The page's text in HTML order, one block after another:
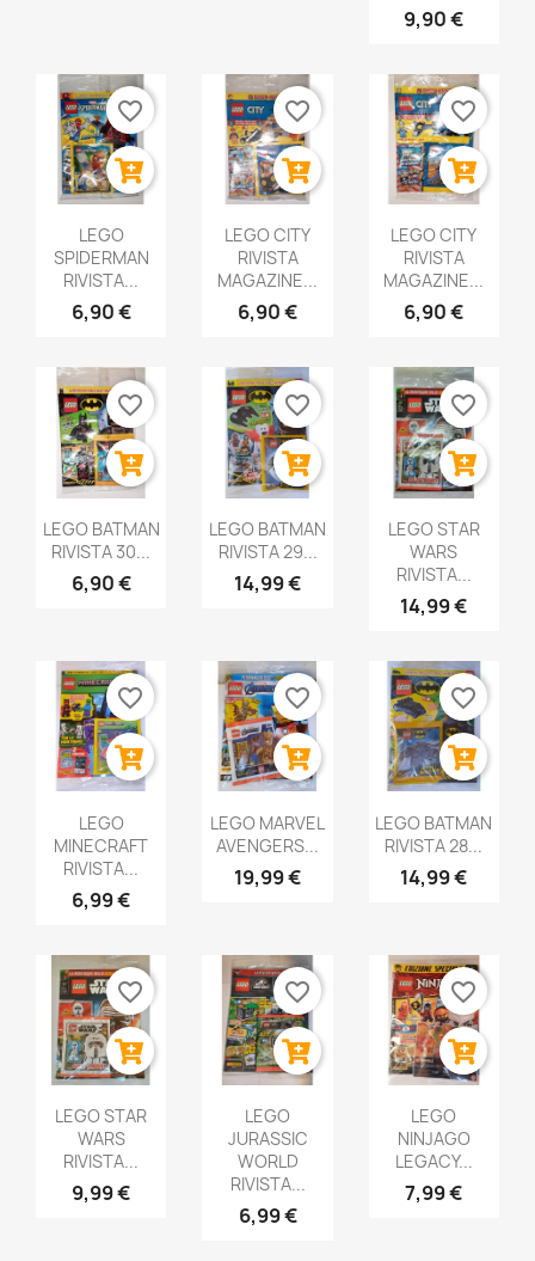
9,90 €
LEGO
SPIDERMAN
RIVISTA...
6,90 €
favorite_border
LEGO CITY
RIVISTA
MAGAZINE...
6,90 €
favorite_border
LEGO CITY
RIVISTA
MAGAZINE...
6,90 €
favorite_border
LEGO BATMAN
RIVISTA 30...
6,90 €
favorite_border
LEGO BATMAN
RIVISTA 29...
14,99 €
favorite_border
LEGO STAR
WARS
RIVISTA...
14,99 €
favorite_border
LEGO
MINECRAFT
RIVISTA...
6,99 €
favorite_border
LEGO MARVEL
AVENGERS...
19,99 €
favorite_border
LEGO BATMAN
RIVISTA 28...
14,99 €
favorite_border
LEGO STAR
WARS
RIVISTA...
9,99 €
favorite_border
LEGO
JURASSIC
WORLD
RIVISTA...
6,99 €
favorite_border
LEGO
NINJAGO
LEGACY...
7,99 €
favorite_border